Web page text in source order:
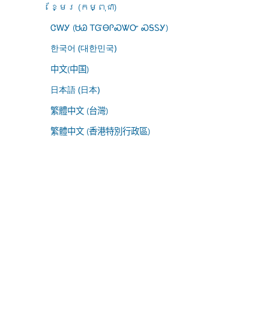
ខ្មែរ (កម្ពុជា)
ᏣᎳᎩ (ᏌᏊ ᎢᏳᎾᎵᏍᏔᏅ ᏍᎦᏚᎩ)
한국어 (대한민국)
中文(中国)
日本語 (日本)
繁體中文 (台灣)
繁體中文 (香港特別行政區)